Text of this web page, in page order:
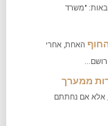
"משרד
האחת, אחרי
ממערך
אלא אם נחתתם